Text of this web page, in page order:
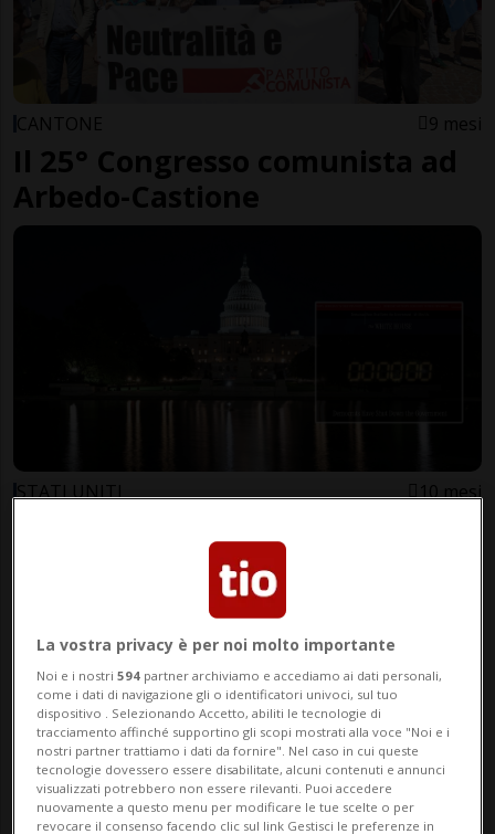
CANTONE 9 mesi
Il 25° Congresso comunista ad
Arbedo-Castione
STATI UNITI 10 mesi
La vostra privacy è per noi molto importante
Noi e i nostri594 partner archiviamo e accediamo ai dati personali,
come i dati di navigazione gli o identificatori univoci, sul tuo
dispositivo . Selezionando Accetto, abiliti le tecnologie di
tracciamento affinché supportino gli scopi mostrati alla voce "Noi e i
nostri partner trattiamo i dati da fornire". Nel caso in cui queste
tecnologie dovessero essere disabilitate, alcuni contenuti e annunci
visualizzati potrebbero non essere rilevanti. Puoi accedere
nuovamente a questo menu per modificare le tue scelte o per
revocare il consenso facendo clic sul link Gestisci le preferenze in